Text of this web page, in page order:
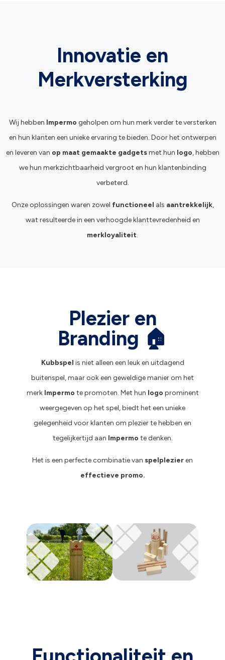
Innovatie en
Merkversterking
Wij hebben Impermo geholpen om hun merk verder te versterken
en hun klanten een unieke ervaring te bieden. Door het ontwerpen
en leveren van op maat gemaakte gadgetsmet hun logo, hebben
we hun merkzichtbaarheid vergroot en hun klantenbinding
verbeterd.
Onze oplossingen waren zowel functioneel als aantrekkelijk,
wat resulteerde in een verhoogde klanttevredenheid en
merkloyaliteit.
Plezier en
Branding 🏠
Kubbspel is niet alleen een leuk en uitdagend
buitenspel, maar ook een geweldige manier om het
merk Impermo te promoten. Met hun logo prominent
weergegeven op het spel, biedt het een unieke
gelegenheid voor klanten om plezier te hebben en
tegelijkertijd aan Impermo te denken.
Het is een perfecte combinatie van spelplezieren
effectieve promo.